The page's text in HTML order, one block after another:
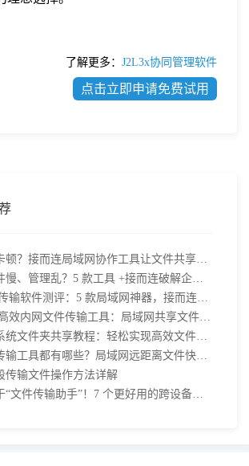
了解更多： J2L3x协同管理软件
点击立即申请免费试用
传输文件操作方法详解